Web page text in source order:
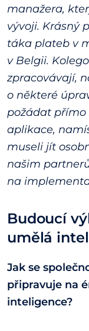
manažera,
vývoji. Krásný
táka plateb v
v Belgii.
zpracovávají,
o některé
požádat přímo
aplikace,
museli jít
našim
na
Budoucí
umělá
Jak se
připravuje na
inteligence?